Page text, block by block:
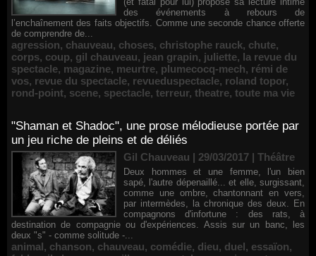
des événements à rebours de
l’enchaînement des faits objectifs. Comme une seconde chance offerte
de comprendre de...
agression, chauveau, choses, christophe rauck, chute,
corps, coup, gil chauveau, jean grapin, juliette, la revue du
spectacle, magazine, meurtre, plumecocq-mech, rémi de
vos, revue du spectacle, revueduspectacle, roland topor,
rond-point, scene, spectacle, terreur, theatre, toute ma vie
"Shaman et Shadoc", une prose mélodieuse portée par
un jeu riche de pleins et de déliés
Gil Chauveau | 29/03/2017 | Théâtre
Deux hommes et une femme, l'un bien
sapé, l'autre dépenaillé... et elle, surgissant,
comme une ombre, chantonnant en vers,
par intermèdes, la chronique des deux. En
compagnons d'infortune : des rats, à
destination de compagnie ou d'expériences. Assis sur un banc, les
deux "s" - comme solitude -...
animal, chanson, chauveau, comédie, dieu, duel, essaïon,